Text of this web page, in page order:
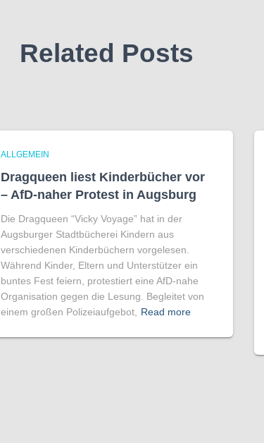
Related Posts
ALLGEMEIN
Dragqueen liest Kinderbücher vor
– AfD-naher Protest in Augsburg
Die Dragqueen “Vicky Voyage” hat in der
Augsburger Stadtbücherei Kindern aus
verschiedenen Kinderbüchern vorgelesen.
Während Kinder, Eltern und Unterstützer ein
buntes Fest feiern, protestiert eine AfD-nahe
Organisation gegen die Lesung. Begleitet von
einem großen Polizeiaufgebot, Read more